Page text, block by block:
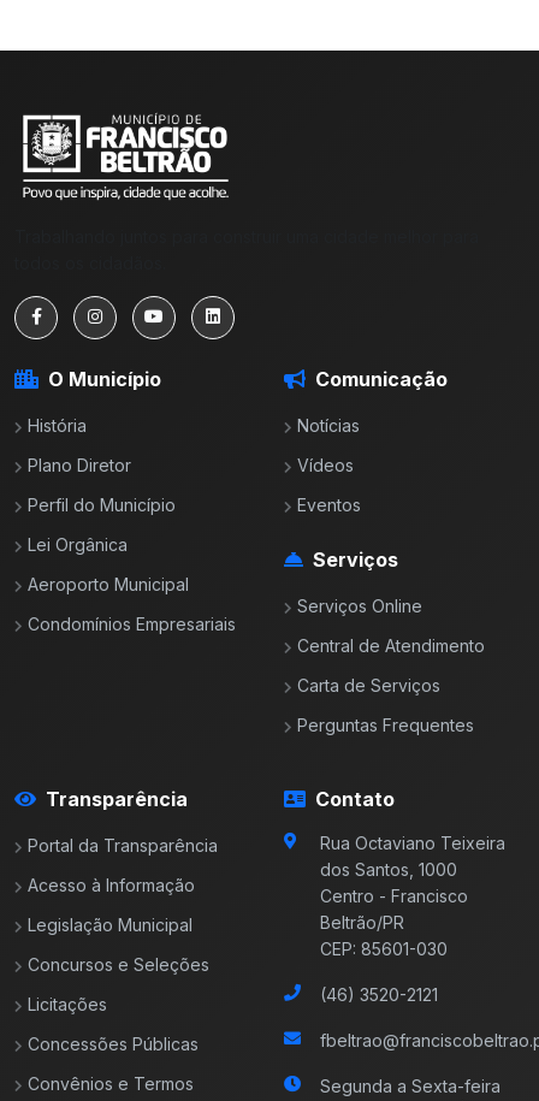
O Município
História
Plano Diretor
Perfil do Município
Lei Orgânica
Aeroporto Municipal
Condomínios Empresariais
Comunicação
Notícias
Vídeos
Eventos
Serviços
Serviços Online
Central de Atendimento
Carta de Serviços
Perguntas Frequentes
Transparência
Portal da Transparência
Acesso à Informação
Legislação Municipal
Concursos e Seleções
Licitações
Concessões Públicas
Convênios e Termos
Contato
Rua Octaviano Teixeira
dos Santos, 1000
Centro - Francisco
Beltrão/PR
CEP: 85601-030
(46) 3520-2121
Segunda a Sexta-feira